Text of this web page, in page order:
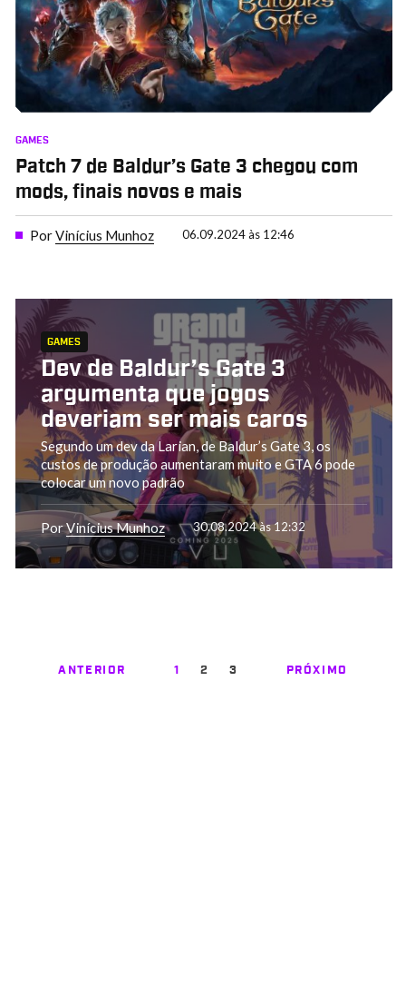
GAMES
Patch 7 de Baldur’s Gate 3 chegou com
mods, finais novos e mais
PorVinícius Munhoz 06.09.2024 às 12:46
GAMES
Dev de Baldur’s Gate 3
argumenta que jogos
deveriam ser mais caros
Segundo um dev da Larian, de Baldur’s Gate 3, os
custos de produção aumentaram muito e GTA 6 pode
colocar um novo padrão
PorVinícius Munhoz 30.08.2024 às 12:32
ANTERIOR 1 2 3 PRÓXIMO